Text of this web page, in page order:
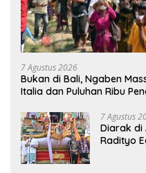
7 Agustus 2026
Bukan di Bali, Ngaben
Italia dan Puluhan Ribu
7 Agustus
Diarak di
Radityo